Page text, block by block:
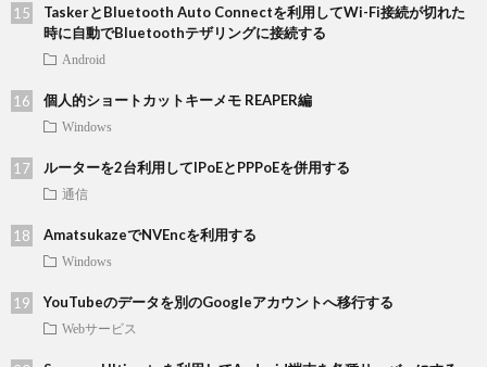
TaskerとBluetooth Auto Connectを利用してWi-Fi接続が切れた
時に自動でBluetoothテザリングに接続する
Android
個人的ショートカットキーメモ REAPER編
Windows
ルーターを2台利用してIPoEとPPPoEを併用する
通信
AmatsukazeでNVEncを利用する
Windows
YouTubeのデータを別のGoogleアカウントへ移行する
Webサービス